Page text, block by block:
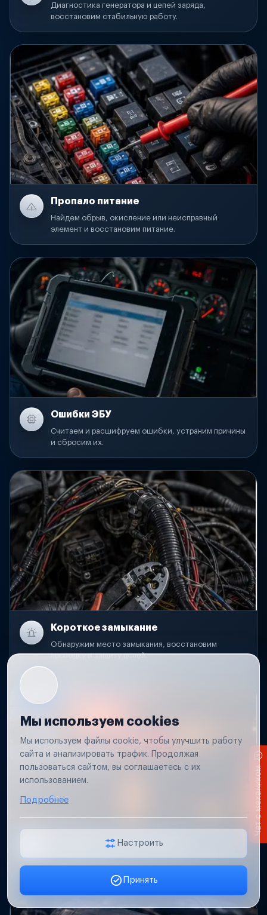
Диагностика генератора и цепей заряда,
восстановим стабильную работу.
Пропало питание
Найдем обрыв, окисление или неисправный
элемент и восстановим питание.
Ошибки ЭБУ
Считаем и расшифруем ошибки, устраним причины
и сбросим их.
Короткое замыкание
Обнаружим место замыкания, восстановим
проводку и защиту цепей.
Не работает свет прицепа
Проверим проводку и разъемы, восстановим
Мы используем cookies
Мы используем файлы cookie, чтобы улучшить работу
сайта и анализировать трафик. Продолжая
пользоваться сайтом, вы соглашаетесь с их
использованием.
Подробнее
Настроить
Принять
Заявка онлайн
Чат с механиком